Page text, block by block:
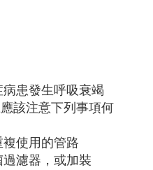
患發生呼吸衰竭
該注意下列事項何
使用的管路
濾器，或加裝